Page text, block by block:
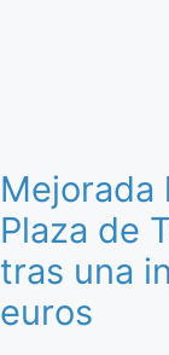
Mejorada
Plaza de
tras una
euros